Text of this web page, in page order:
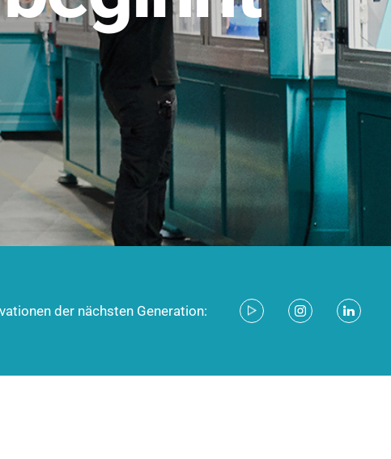
für industrielle Anwendungen –
und zukunftsfähig.
der nächsten Generation: